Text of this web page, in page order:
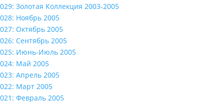
029: Золотая Коллекция 2003-2005
028: Ноябрь 2005
027: Октябрь 2005
026: Сентябрь 2005
025: Июнь-Июль 2005
024: Май 2005
023: Апрель 2005
022: Март 2005
021: Февраль 2005